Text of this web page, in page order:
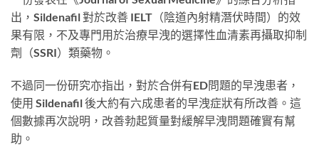
出，Sildenafil 對於改善 IELT（陰道內射精潛伏時間）的效
果有限，不及專門用於治療早洩的選擇性血清素再攝取抑制
劑（SSRI）類藥物。
不過同一份研究亦指出，對於合併有ED問題的早洩患者，
使用 Sildenafil 後大約有六成患者的早洩症狀有所改善。這
個數據再次說明，改善勃起質量對緩解早洩問題確實有幫
助。